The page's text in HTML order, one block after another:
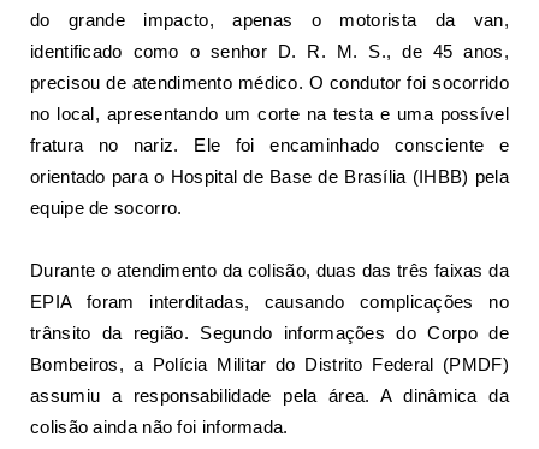
do grande impacto, apenas o motorista da van,
identificado como o senhor D. R. M. S., de 45 anos,
precisou de atendimento médico. O condutor foi socorrido
no local, apresentando um corte na testa e uma possível
fratura no nariz. Ele foi encaminhado consciente e
orientado para o Hospital de Base de Brasília (IHBB) pela
equipe de socorro.
Durante o atendimento da colisão, duas das três faixas da
EPIA foram interditadas, causando complicações no
trânsito da região. Segundo informações do Corpo de
Bombeiros, a Polícia Militar do Distrito Federal (PMDF)
assumiu a responsabilidade pela área. A dinâmica da
colisão ainda não foi informada.